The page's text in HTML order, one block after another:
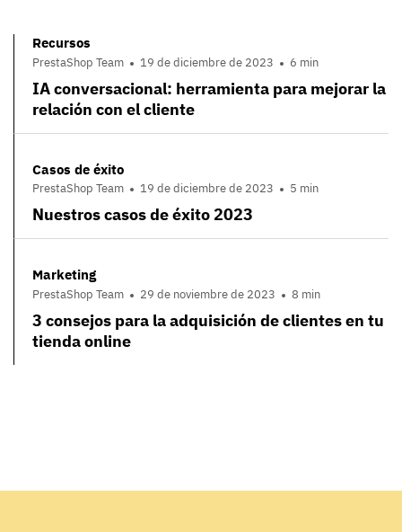
Recursos
PrestaShop Team 19 de diciembre de 2023 6 min
IA conversacional: herramienta para mejorar la
relación con el cliente
Casos de éxito
PrestaShop Team 19 de diciembre de 2023 5 min
Nuestros casos de éxito 2023
Marketing
PrestaShop Team 29 de noviembre de 2023 8 min
3 consejos para la adquisición de clientes en tu
tienda online